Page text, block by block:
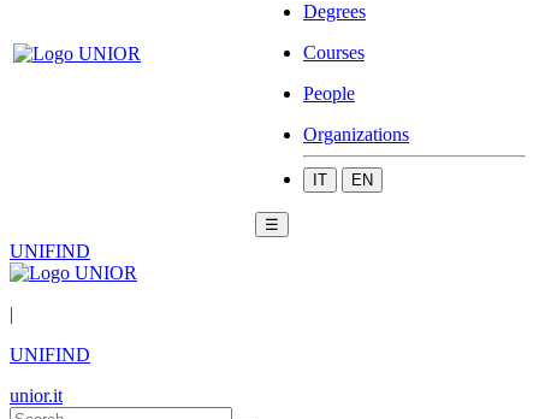
Degrees
Courses
People
Organizations
IT EN
☰
UNIFIND
|
UNIFIND
unior.it